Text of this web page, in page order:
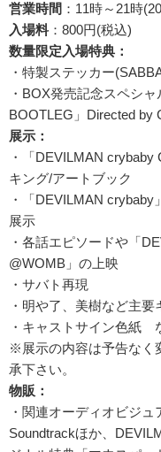
営業時間 ：11時～21時
入場料 ：800円(税込)
数量限定入場特典：
・特製ステッカー
・BOX発売記念スペシ
BOOTLEG」Directed by
展示：
・「DEVILMAN
キング/アートブック
・「DEVILMAN
展示
・各話エピソードや「
@WOMB」の上映
・サバト再現
・明や了、美樹など主
・キャストサイン色紙
※展示の内容は予告なく
承下さい。
物販：
・関連オーディオビジ
Soundtrackほか、